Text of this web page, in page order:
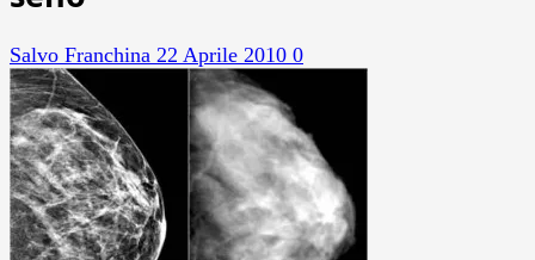
Salvo Franchina 22 Aprile 2010 0